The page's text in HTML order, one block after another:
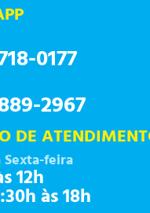
0177
2967
DE
Sexta-feira
12h
às 18h